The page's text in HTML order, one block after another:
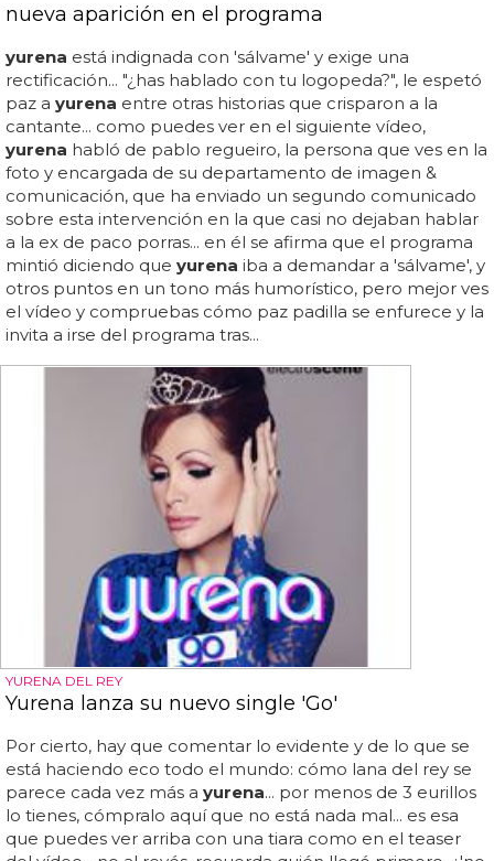
nueva aparición en el programa
yurena está indignada con 'sálvame' y exige una
rectificación... "¿has hablado con tu logopeda?", le espetó
paz a yurena entre otras historias que crisparon a la
cantante... como puedes ver en el siguiente vídeo,
yurena habló de pablo regueiro, la persona que ves en la
foto y encargada de su departamento de imagen &
comunicación, que ha enviado un segundo comunicado
sobre esta intervención en la que casi no dejaban hablar
a la ex de paco porras... en él se afirma que el programa
mintió diciendo que yurena iba a demandar a 'sálvame', y
otros puntos en un tono más humorístico, pero mejor ves
el vídeo y compruebas cómo paz padilla se enfurece y la
invita a irse del programa tras...
YURENA DEL REY
Yurena lanza su nuevo single 'Go'
Por cierto, hay que comentar lo evidente y de lo que se
está haciendo eco todo el mundo: cómo lana del rey se
parece cada vez más a yurena... por menos de 3 eurillos
lo tienes, cómpralo aquí que no está nada mal... es esa
que puedes ver arriba con una tiara como en el teaser